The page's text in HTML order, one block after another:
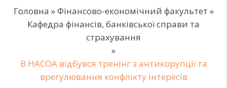
Головна »Фінансово-економічний факультет »
Кафедра фінансів, банківської справи та
страхування
»
В НАСОА відбувся тренінг з антикорупції та
врегулювання конфлікту інтересів